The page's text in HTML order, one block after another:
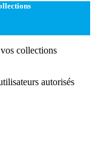
collections
autorisés